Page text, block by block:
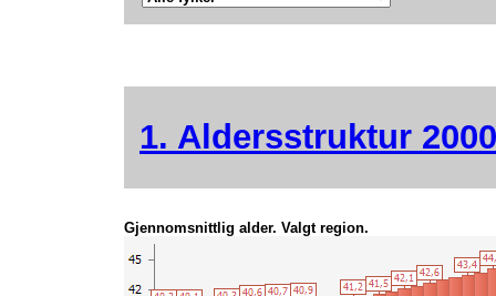
1. Aldersstruktur
Gjennomsnittlig alder. Valgt region.